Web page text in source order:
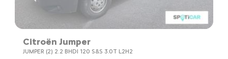
Citroën Jumper
JUMPER (2) 2.2 BHDI 120 S&S 3.0T L2H2